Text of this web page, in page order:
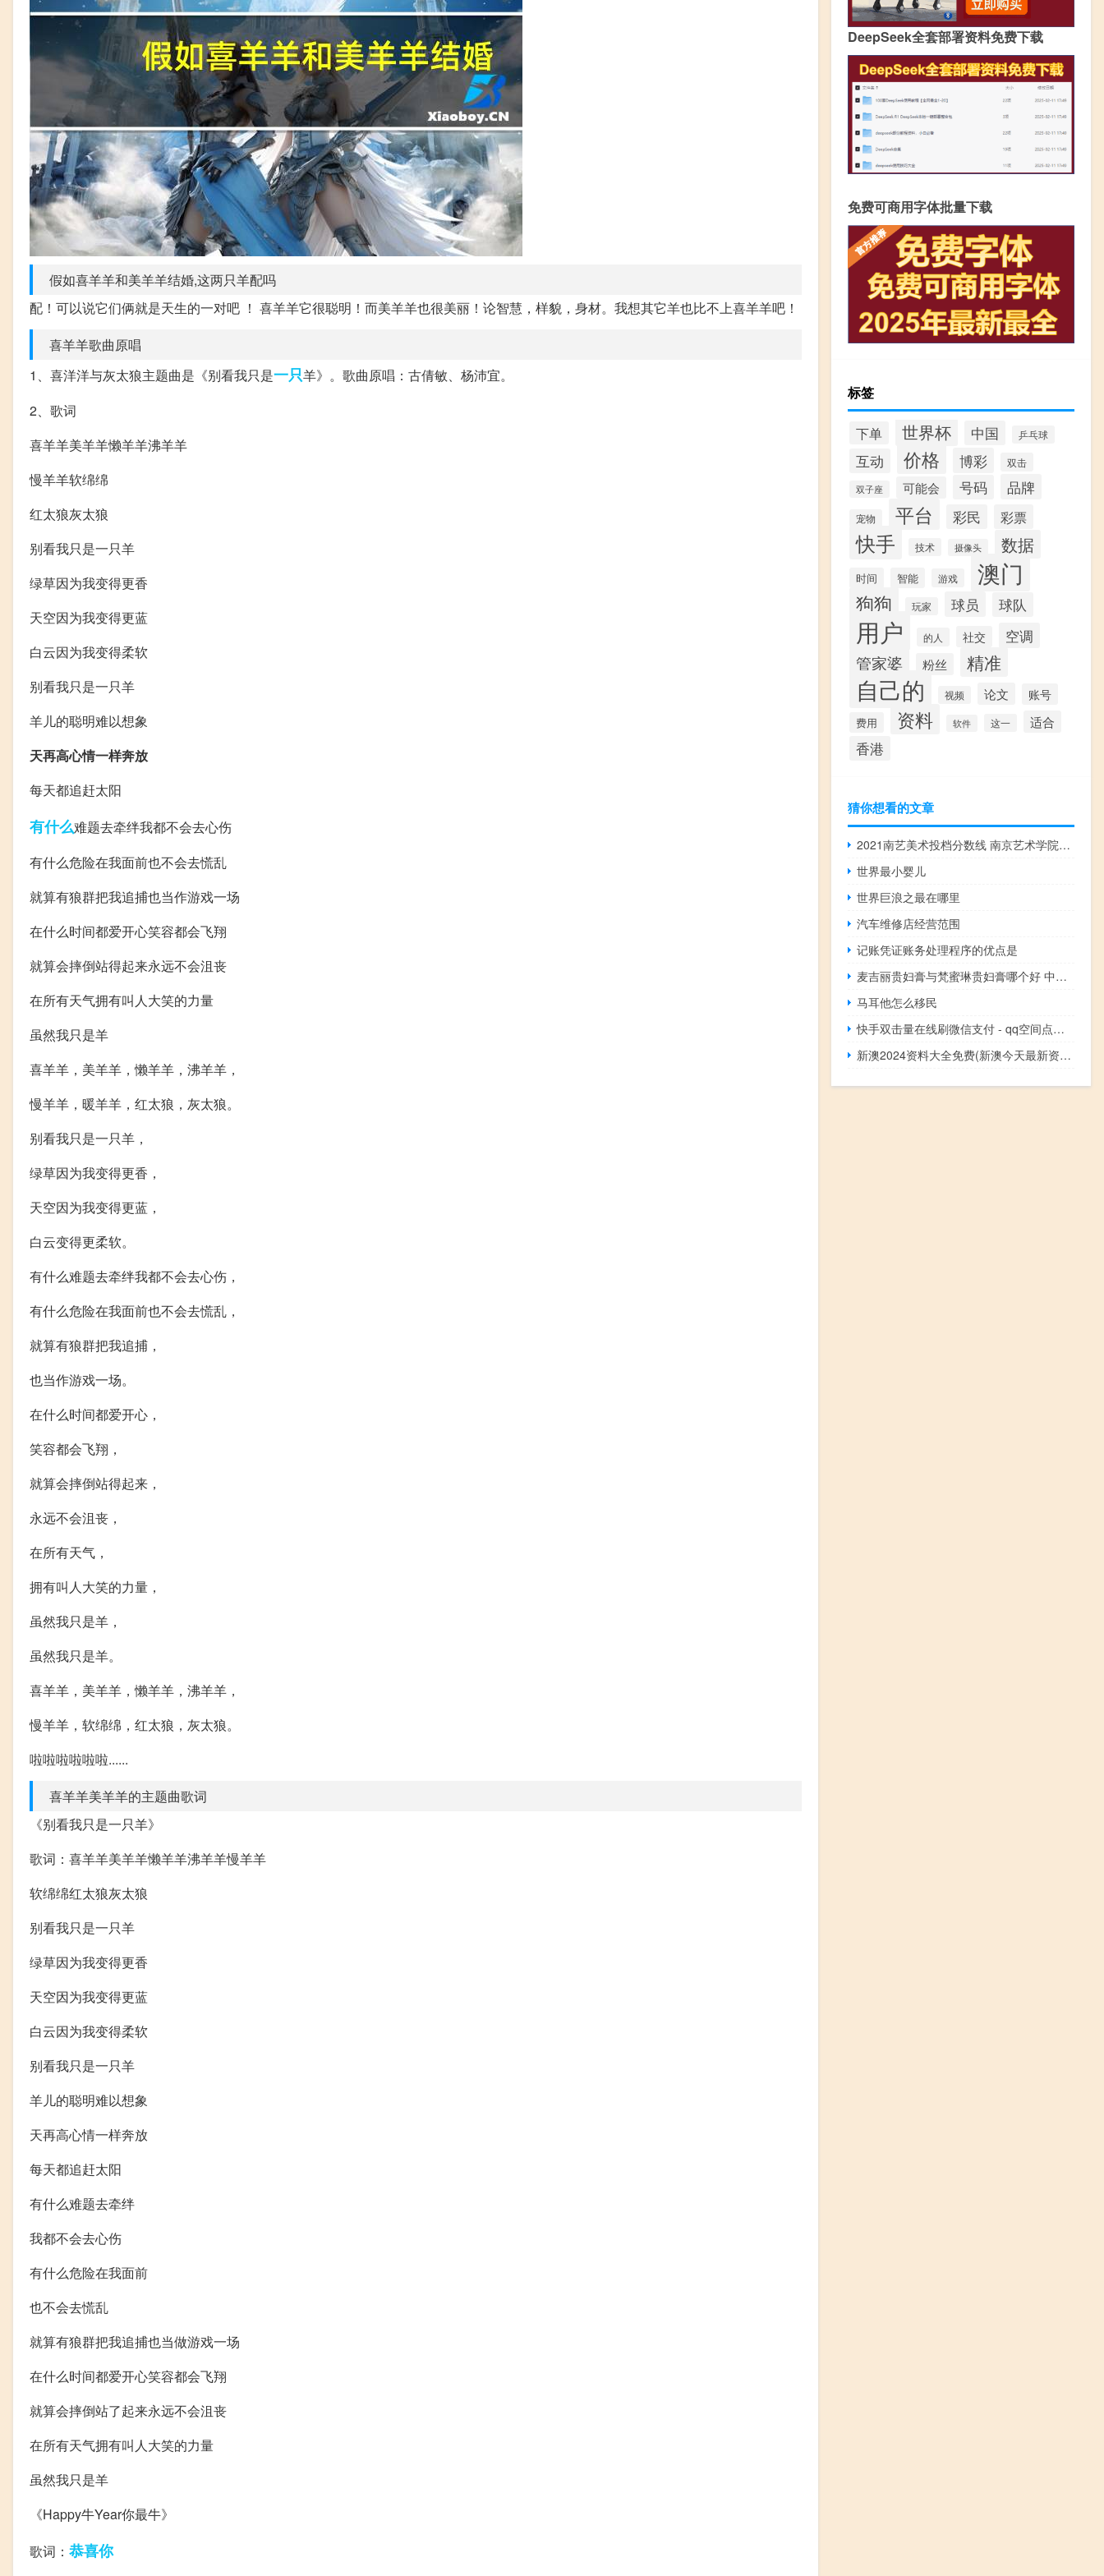
假如喜羊羊和美羊羊结婚,这两只羊配吗
配！可以说它们俩就是天生的一对吧 ！ 喜羊羊它很聪明！而美羊羊也很美丽！论智慧，样貌，身材。我想其它羊也比不上喜羊羊吧！
喜羊羊歌曲原唱
1、喜洋洋与灰太狼主题曲是《别看我只是一只羊》。歌曲原唱：古倩敏、杨沛宜。
2、歌词
喜羊羊美羊羊懒羊羊沸羊羊
慢羊羊软绵绵
红太狼灰太狼
别看我只是一只羊
绿草因为我变得更香
天空因为我变得更蓝
白云因为我变得柔软
别看我只是一只羊
羊儿的聪明难以想象
天再高心情一样奔放
每天都追赶太阳
有什么难题去牵绊我都不会去心伤
有什么危险在我面前也不会去慌乱
就算有狼群把我追捕也当作游戏一场
在什么时间都爱开心笑容都会飞翔
就算会摔倒站得起来永远不会沮丧
在所有天气拥有叫人大笑的力量
虽然我只是羊
喜羊羊，美羊羊，懒羊羊，沸羊羊，
慢羊羊，暖羊羊，红太狼，灰太狼。
别看我只是一只羊，
绿草因为我变得更香，
天空因为我变得更蓝，
白云变得更柔软。
有什么难题去牵绊我都不会去心伤，
有什么危险在我面前也不会去慌乱，
就算有狼群把我追捕，
也当作游戏一场。
在什么时间都爱开心，
笑容都会飞翔，
就算会摔倒站得起来，
永远不会沮丧，
在所有天气，
拥有叫人大笑的力量，
虽然我只是羊，
虽然我只是羊。
喜羊羊，美羊羊，懒羊羊，沸羊羊，
慢羊羊，软绵绵，红太狼，灰太狼。
啦啦啦啦啦啦......
喜羊羊美羊羊的主题曲歌词
《别看我只是一只羊》
歌词：喜羊羊美羊羊懒羊羊沸羊羊慢羊羊
软绵绵红太狼灰太狼
别看我只是一只羊
绿草因为我变得更香
天空因为我变得更蓝
白云因为我变得柔软
别看我只是一只羊
羊儿的聪明难以想象
天再高心情一样奔放
每天都追赶太阳
有什么难题去牵绊
我都不会去心伤
有什么危险在我面前
也不会去慌乱
就算有狼群把我追捕也当做游戏一场
在什么时间都爱开心笑容都会飞翔
就算会摔倒站了起来永远不会沮丧
在所有天气拥有叫人大笑的力量
虽然我只是羊
《Happy牛Year你最牛》
歌词： 恭喜你
DeepSeek全套部署资料免费下载
免费可商用字体批量下载
标签
下单 世界杯 中国 乒乓球
互动 价格 博彩 双击
双子座 可能会 号码 品牌
宠物 平台 彩民 彩票
快手 技术 摄像头 数据
时间 智能 游戏 澳门
狗狗 玩家 球员 球队
用户 的人 社交 空调
管家婆 粉丝 精准
自己的 视频 论文 账号
费用 资料 软件 这一 适合
香港
猜你想看的文章
2021南艺美术投档分数线 南京艺术学院录取分数线
世界最小婴儿
世界巨浪之最在哪里
汽车维修店经营范围
记账凭证账务处理程序的优点是
麦吉丽贵妇膏与梵蜜琳贵妇膏哪个好 中国最好贵妇膏排名
马耳他怎么移民
快手双击量在线刷微信支付 - qq空间点赞量怎么才能变多
新澳2024资料大全免费(新澳今天最新资料)--引发热议与讨论--主页版v910.436